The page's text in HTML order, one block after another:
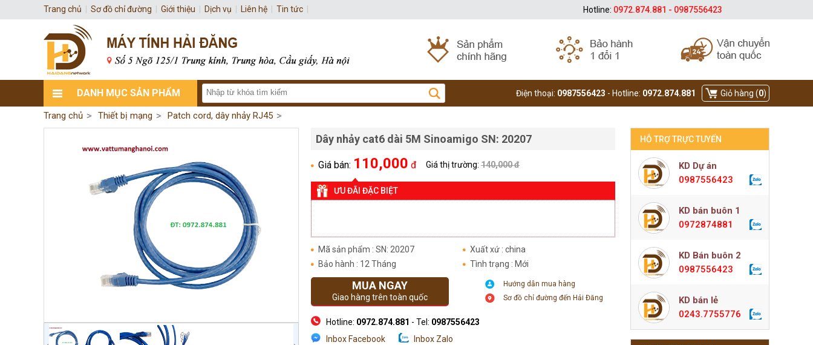
Giỏ hàng (0)
Điện thoại: 0987556423 - Hotline: 0972.874.881
DANH MỤC SẢN PHẨM
Trang chủ Thiết bị mạng Patch cord, dây nhảy RJ45
Dây nhảy cat6 dài 5M Sinoamigo SN: 20207
Giá bán: 110,000 đ Giá thị trường: 140,000 đ
ƯU ĐÃI ĐẶC BIỆT
Mã sản phẩm : SN: 20207
Xuất xứ : china
Bảo hành : 12 Tháng
Tình trạng : Mới
Hướng dẫn mua hàng
Sơ đồ chỉ đường đến Hải Đăng
MUA NGAY
Giao hàng trên toàn quốc
Hotline: 0972.874.881 - Tel: 0987556423
Inbox Facebook
Inbox Zalo
HỖ TRỢ TRỰC TUYẾN
KD Dự án
0987556423
KD bán buôn 1
0972874881
KD Bán buôn 2
0987556423
KD bán lẻ
0243.7755776
Trang chủ Sơ đồ chỉ đường Giới thiệu Dịch vụ Liên hệ Tin tức Hotline: 0972.874.881 - 0987556423